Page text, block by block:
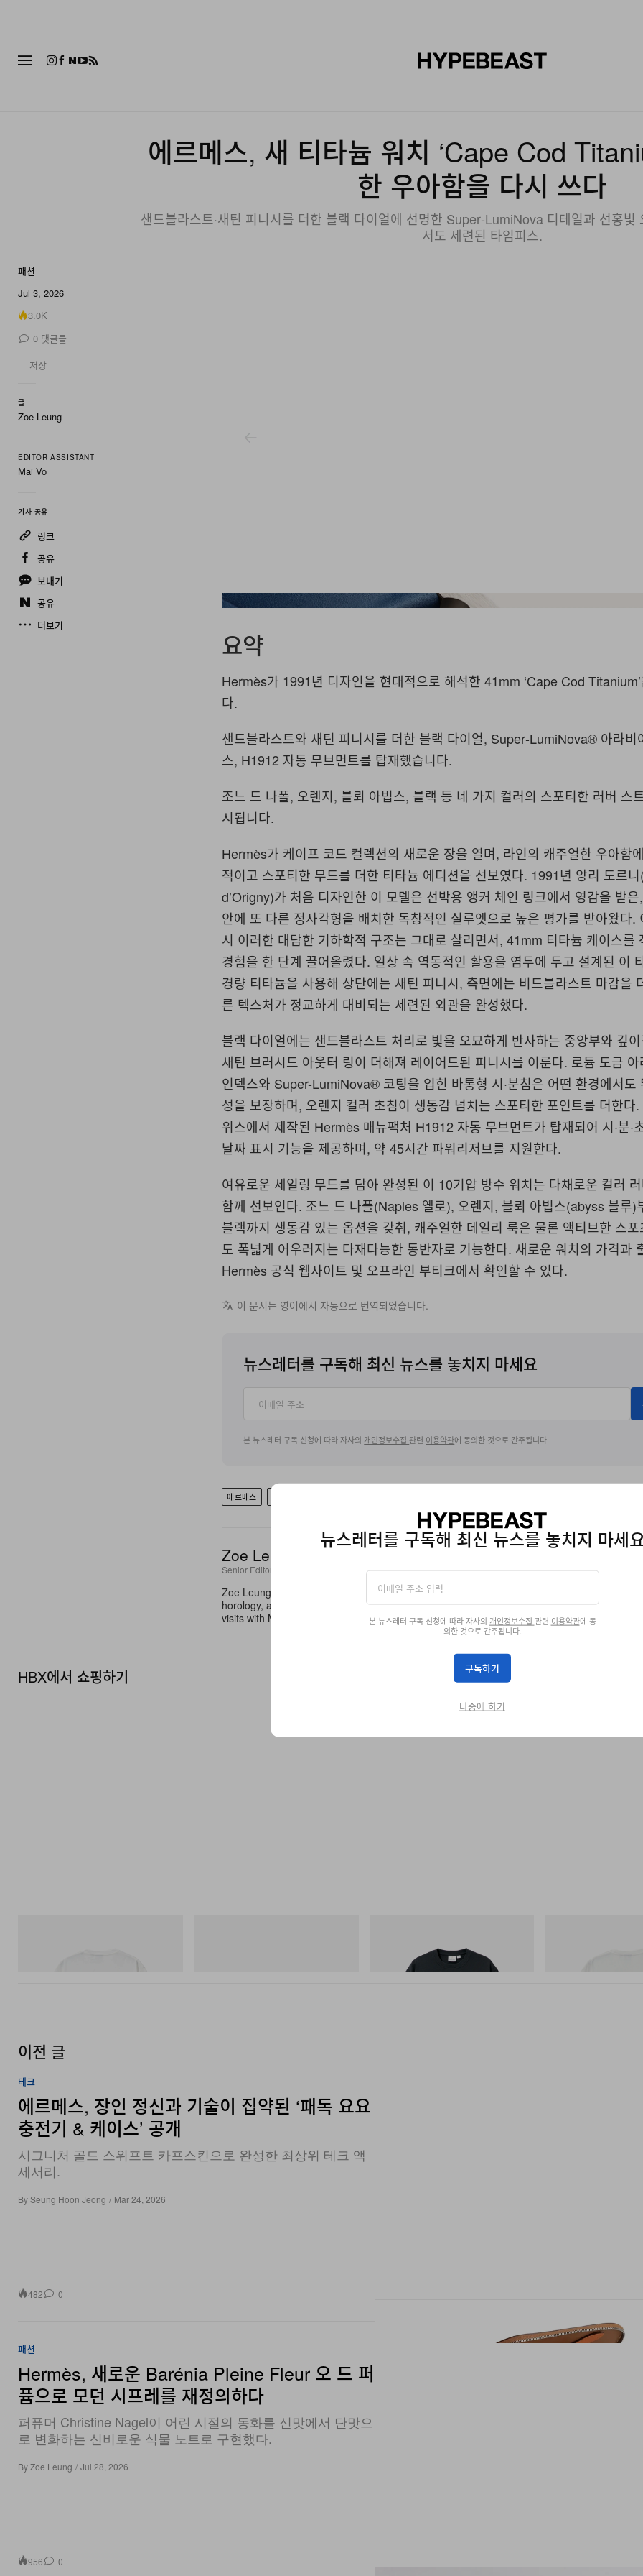
에르메스, 새 티타늄 워치 ‘Cape Cod
한 우아함을 다시 쓰다
샌드블라스트·새틴 피니시를 더한 블랙 다이얼에 선명한 Super‑LumiNova 디테일과 선홍빛
서도 세련된 타임피스.
패션
Jul 3, 2026
3.0K
0 댓글들
저장
글
Zoe Leung
EDITOR ASSISTANT
Mai Vo
기사 공유
링크
공유
보내기
공유
더보기
Hermès
요약
Hermès가 1991년 디자인을 현대적으로 해석한 41mm ‘Cape Cod
다.
샌드블라스트와 새틴 피니시를 더한 블랙 다이얼, Super‑LumiNova® 아라비
스, H1912 자동 무브먼트를 탑재했습니다.
조느 드 나폴, 오렌지, 블뢰 아빕스, 블랙 등 네 가지 컬러의 스포티한 러버 스
시됩니다.
Hermès가 케이프 코드 컬렉션의 새로운 장을 열며, 라인의 캐주얼한 우아함
적이고 스포티한 무드를 더한 티타늄 에디션을 선보였다. 1991년 앙리 도르
d’Origny)가 처음 디자인한 이 모델은 선박용 앵커 체인 링크에서 영감을 받은
안에 또 다른 정사각형을 배치한 독창적인 실루엣으로 높은 평가를 받아왔다.
시 이러한 대담한 기하학적 구조는 그대로 살리면서, 41mm 티타늄 케이스를
경험을 한 단계 끌어올렸다. 일상 속 역동적인 활용을 염두에 두고 설계된 이
경량 티타늄을 사용해 상단에는 새틴 피니시, 측면에는 비드블라스트 마감을
른 텍스처가 정교하게 대비되는 세련된 외관을 완성했다.
블랙 다이얼에는 샌드블라스트 처리로 빛을 오묘하게 반사하는 중앙부와 깊
새틴 브러시드 아웃터 링이 더해져 레이어드된 피니시를 이룬다. 로듐 도금
인덱스와 Super-LumiNova® 코팅을 입힌 바통형 시·분침은 어떤 환경에서도
성을 보장하며, 오렌지 컬러 초침이 생동감 넘치는 스포티한 포인트를 더한다
위스에서 제작된 Hermès 매뉴팩처 H1912 자동 무브먼트가 탑재되어 시·분·
날짜 표시 기능을 제공하며, 약 45시간 파워리저브를 지원한다.
여유로운 세일링 무드를 담아 완성된 이 10기압 방수 워치는 다채로운 컬러
함께 선보인다. 조느 드 나폴(Naples 옐로), 오렌지, 블뢰 아빕스(abyss 블루)
블랙까지 생동감 있는 옵션을 갖춰, 캐주얼한 데일리 룩은 물론 액티브한 스포
도 폭넓게 어우러지는 다재다능한 동반자로 기능한다. 새로운 워치의 가격과
Hermès 공식 웹사이트 및 오프라인 부티크에서 확인할 수 있다.
이 문서는 영어에서 자동으로 번역되었습니다.
뉴스레터를 구독해 최신 뉴스를 놓치지 마세요
본 뉴스레터 구독 신청에 따라 자사의 개인정보수집관련 이용약관에 동의한 것으로 간주됩니다.
에르메스
Zoe Leung
Senior Editor
Zoe Leung is a Senior Editor at Hypebeast, where she has been shaping the publication’s
horology, art, design, and culture since 2023. Her extensive watch reporting spans exclusive
visits with Maisons like Zenith, Jaeger-LeCoultre, and Grand Seiko, as well as insightful
HBX에서 쇼핑하기
이전 글
테크
에르메스, 장인 정신과 기술이 집약된 ‘패독 요요
충전기 & 케이스’ 공개
시그니처 골드 스위프트 카프스킨으로 완성한 최상위 테크 액
세서리.
BySeung Hoon Jeong / Mar 24, 2026
482 0
패션
Hermès, 새로운 Barénia Pleine Fleur 오 드 퍼
퓸으로 모던 시프레를 재정의하다
퍼퓨머 Christine Nagel이 어린 시절의 동화를 신맛에서 단맛으
로 변화하는 신비로운 식물 노트로 구현했다.
ByZoe Leung / Jul 28, 2026
956 0
뉴스레터를 구독해 최신 뉴스를 놓치지 마세
본 뉴스레터 구독 신청에 따라 자사의 개인정보수집 관련 이용약관에 동
의한 것으로 간주됩니다.
구독하기
나중에 하기